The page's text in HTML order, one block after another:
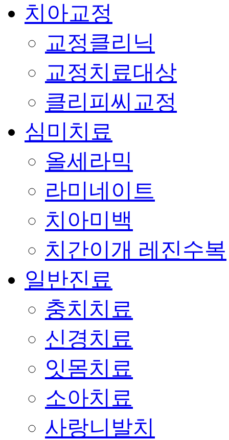
치아교정
교정클리닉
교정치료대상
클리피씨교정
심미치료
올세라믹
라미네이트
치아미백
치간이개 레진수복
일반진료
충치치료
신경치료
잇몸치료
소아치료
사랑니발치